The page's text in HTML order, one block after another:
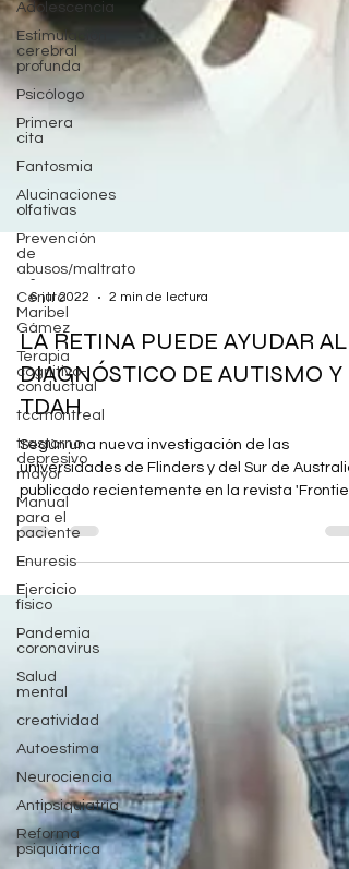
Adolescencia
Estimulación
cerebral
profunda
Psicólogo
Primera
cita
Fantosmia
Alucinaciones
olfativas
Prevención
de
abusos/maltrato
Centro
Maribel
Gámez
Terapia
cognitivo-
conductual
tccmontreal
trastorno
depresivo
mayor
Manual
para el
paciente
Enuresis
Ejercicio
físico
Pandemia
coronavirus
Salud
mental
creatividad
Autoestima
Neurociencia
Antipsiquiatría
Reforma
psiquiátrica
-
6 jul 2022
2 min de lectura
LA RETINA PUEDE AYUDAR AL
DIAGNÓSTICO DE AUTISMO Y
TDAH
Según una nueva investigación de las
universidades de Flinders y del Sur de Australia
publicado recientemente en la revista